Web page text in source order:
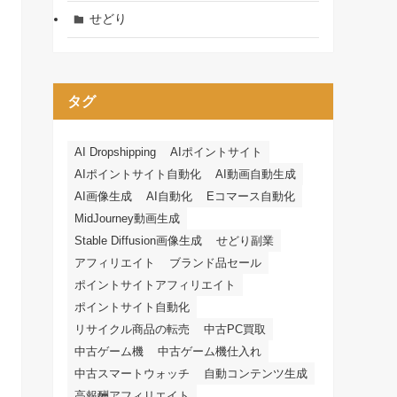
せどり
タグ
AI Dropshipping
AIポイントサイト
AIポイントサイト自動化
AI動画自動生成
AI画像生成
AI自動化
Eコマース自動化
MidJourney動画生成
Stable Diffusion画像生成
せどり副業
アフィリエイト
ブランド品セール
ポイントサイトアフィリエイト
ポイントサイト自動化
リサイクル商品の転売
中古PC買取
中古ゲーム機
中古ゲーム機仕入れ
中古スマートウォッチ
自動コンテンツ生成